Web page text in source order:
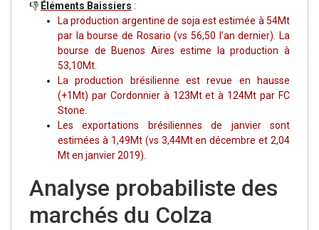
👎 É léments Baissiers :
La production argentine de soja est estimée à 54Mt
par la bourse de Rosario (vs 56,50 l’an dernier). La
bourse de Buenos Aires estime la production à
53,10Mt.
La production brésilienne est revue en hausse
(+1Mt) par Cordonnier à 123Mt et à 124Mt par FC
Stone.
Les exportations brésiliennes de janvier sont
estimées à 1,49Mt (vs 3,44Mt en décembre et 2,04
Mt en janvier 2019).
Analyse probabiliste des
marchés du Colza